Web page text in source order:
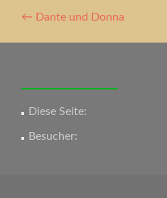
Artikel-
Navigation
← Dante und Donna
Diese Seite:
Besucher: